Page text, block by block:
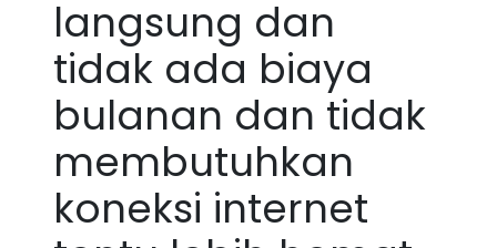
langsung dan
tidak ada biaya
bulanan dan tidak
membutuhkan
koneksi internet